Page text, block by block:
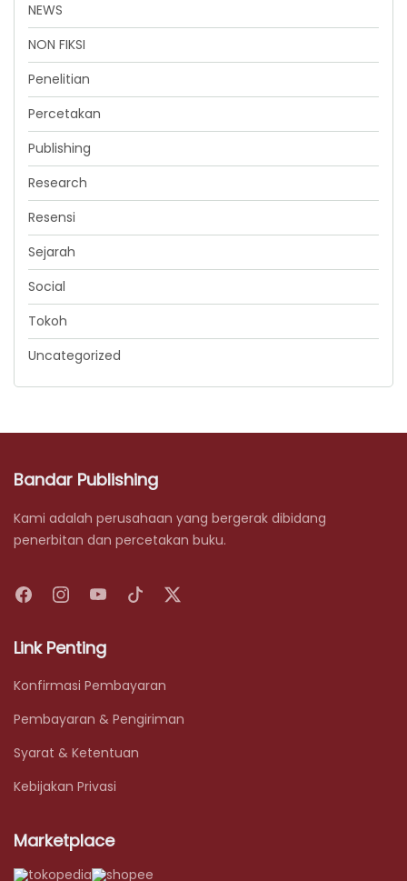
NEWS
NON FIKSI
Penelitian
Percetakan
Publishing
Research
Resensi
Sejarah
Social
Tokoh
Uncategorized
Bandar Publishing
Kami adalah perusahaan yang bergerak dibidang
penerbitan dan percetakan buku.
Link Penting
Konfirmasi Pembayaran
Pembayaran & Pengiriman
Syarat & Ketentuan
Kebijakan Privasi
Marketplace